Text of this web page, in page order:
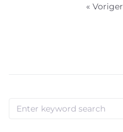
« Voriger